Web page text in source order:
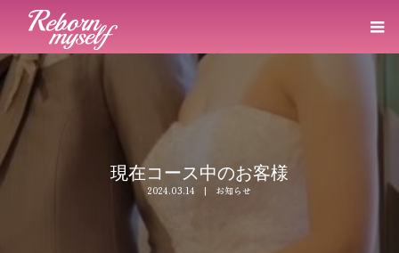
現在コース中のお客様
2024.03.14 お知らせ